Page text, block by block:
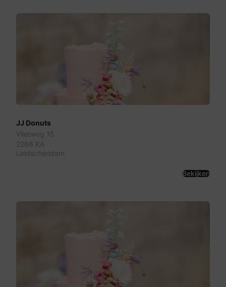
JJ Donuts
Vlietweg 15
2266 KA
Leidschendam
Bekijken